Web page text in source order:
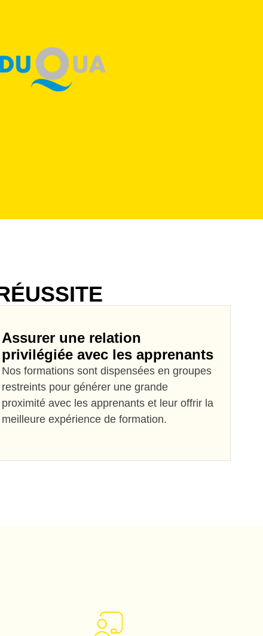
Assurer une relation
privilégiée avec les apprenants
Nos formations sont dispensées en groupes
restreints pour générer une grande
proximité avec les apprenants et leur offrir la
meilleure expérience de formation.